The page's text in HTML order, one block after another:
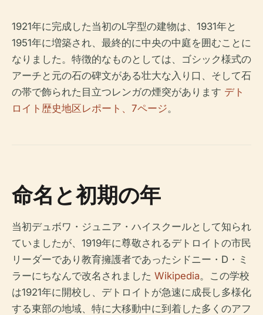
1921年に完成した当初のL字型の建物は、1931年と
1951年に増築され、最終的に中央の中庭を囲むことに
なりました。特徴的なものとしては、ゴシック様式の
アーチと元の石の碑文がある壮大な入り口、そして石
の帯で飾られた目立つレンガの煙突があります デト
ロイト歴史地区レポート、7ページ。
命名と初期の年
当初デュボワ・ジュニア・ハイスクールとして知られ
ていましたが、1919年に尊敬されるデトロイトの市民
リーダーであり教育擁護者であったシドニー・D・ミ
ラーにちなんで改名されました Wikipedia。この学校
は1921年に開校し、デトロイトが急速に成長し多様化
する東部の地域、特に大移動中に到着した多くのアフ